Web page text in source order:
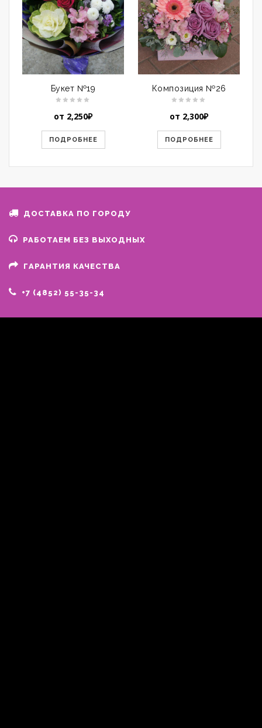
Букет №19
от 2,250₽
ПОДРОБНЕЕ
Композиция №26
от 2,300₽
ПОДРОБНЕЕ
ДОСТАВКА ПО ГОРОДУ
РАБОТАЕМ БЕЗ ВЫХОДНЫХ
ГАРАНТИЯ КАЧЕСТВА
+7 (4852) 55-35-34